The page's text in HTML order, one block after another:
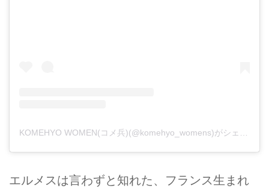
KOMEHYO WOMEN(コメ兵)(@komehyo_womens)がシェアした投稿
エルメスは言わずと知れた、フランス生まれ